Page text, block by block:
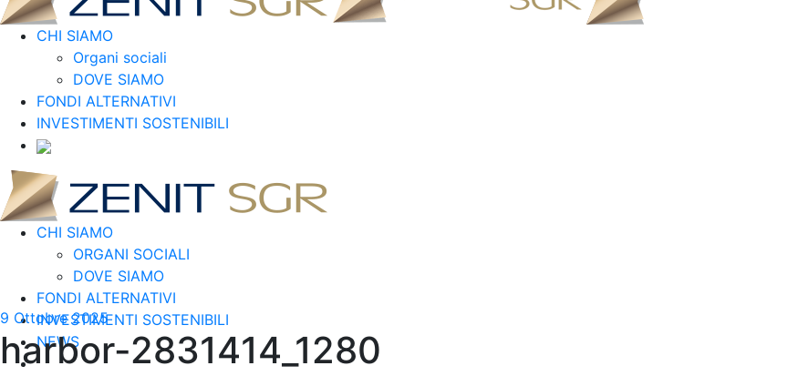
CHI SIAMO
Organi sociali
DOVE SIAMO
FONDI ALTERNATIVI
INVESTIMENTI SOSTENIBILI
CHI SIAMO
ORGANI SOCIALI
DOVE SIAMO
FONDI ALTERNATIVI
INVESTIMENTI SOSTENIBILI
NEWS
9 Ottobre 2025
harbor-2831414_1280